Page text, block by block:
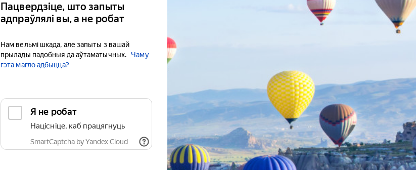
Пацвердзіце, што запыты
адпраўлялі вы, а не робат
Нам вельмі шкада, але запыты з вашай
прылады падобныя да аўтаматычных.
Чаму
гэта магло адбыцца?
Я не робат
Націсніце, каб працягнуць
SmartCaptcha by Yandex Cloud